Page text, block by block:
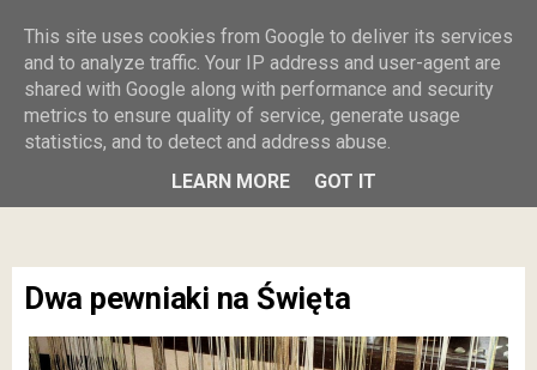
Burczy w
brzuszku
Dwa pewniaki na Święta
This site uses cookies from Google to deliver its services
and to analyze traffic. Your IP address and user-agent are
shared with Google along with performance and security
metrics to ensure quality of service, generate usage
statistics, and to detect and address abuse.
LEARN MORE
GOT IT